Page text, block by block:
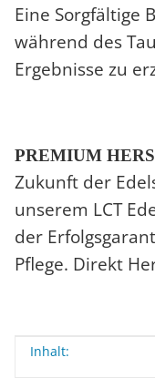
Eine Sorgfältige
während des
Ergebnisse zu
PREMIUM
Zukunft der
unserem LCT
der
Pflege. Direkt
Produkteigenschaft
Wert
Inhalt: